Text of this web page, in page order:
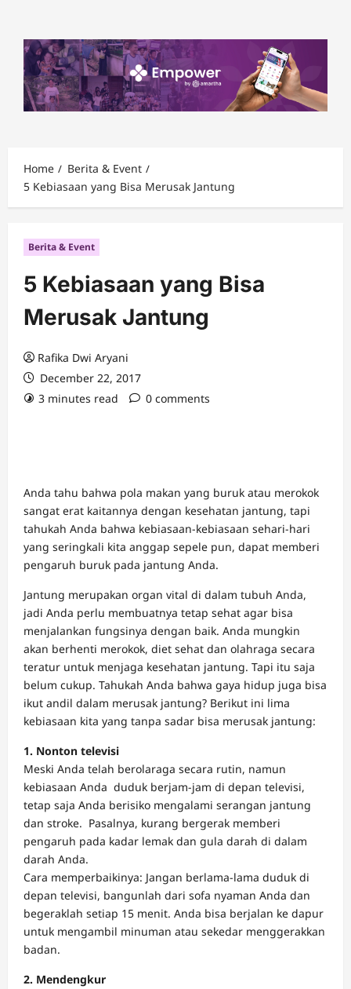
content
Home
Berita & Event
5 Kebiasaan yang Bisa Merusak Jantung
Berita & Event
5 Kebiasaan yang Bisa
Merusak Jantung
Rafika Dwi Aryani
December 22, 2017
3 minutes read
0 comments
Anda tahu bahwa pola makan yang buruk atau merokok
sangat erat kaitannya dengan kesehatan jantung, tapi
tahukah Anda bahwa kebiasaan-kebiasaan sehari-hari
yang seringkali kita anggap sepele pun, dapat memberi
pengaruh buruk pada jantung Anda.
Jantung merupakan organ vital di dalam tubuh Anda,
jadi Anda perlu membuatnya tetap sehat agar bisa
menjalankan fungsinya dengan baik. Anda mungkin
akan berhenti merokok, diet sehat dan olahraga secara
teratur untuk menjaga kesehatan jantung. Tapi itu saja
belum cukup. Tahukah Anda bahwa gaya hidup juga bisa
ikut andil dalam merusak jantung? Berikut ini lima
kebiasaan kita yang tanpa sadar bisa merusak jantung:
1. Nonton televisi
Meski Anda telah berolaraga secara rutin, namun
kebiasaan Anda duduk berjam-jam di depan televisi,
tetap saja Anda berisiko mengalami serangan jantung
dan stroke. Pasalnya, kurang bergerak memberi
pengaruh pada kadar lemak dan gula darah di dalam
darah Anda.
Cara memperbaikinya: Jangan berlama-lama duduk di
depan televisi, bangunlah dari sofa nyaman Anda dan
begeraklah setiap 15 menit. Anda bisa berjalan ke dapur
untuk mengambil minuman atau sekedar menggerakkan
badan.
2. Mendengkur